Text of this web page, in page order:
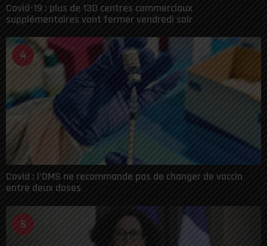
Covid-19 : plus de 130 centres commerciaux
supplémentaires vont fermer vendredi soir
4
Covid : l’OMS ne recommande pas de changer de vaccin
entre deux doses
5